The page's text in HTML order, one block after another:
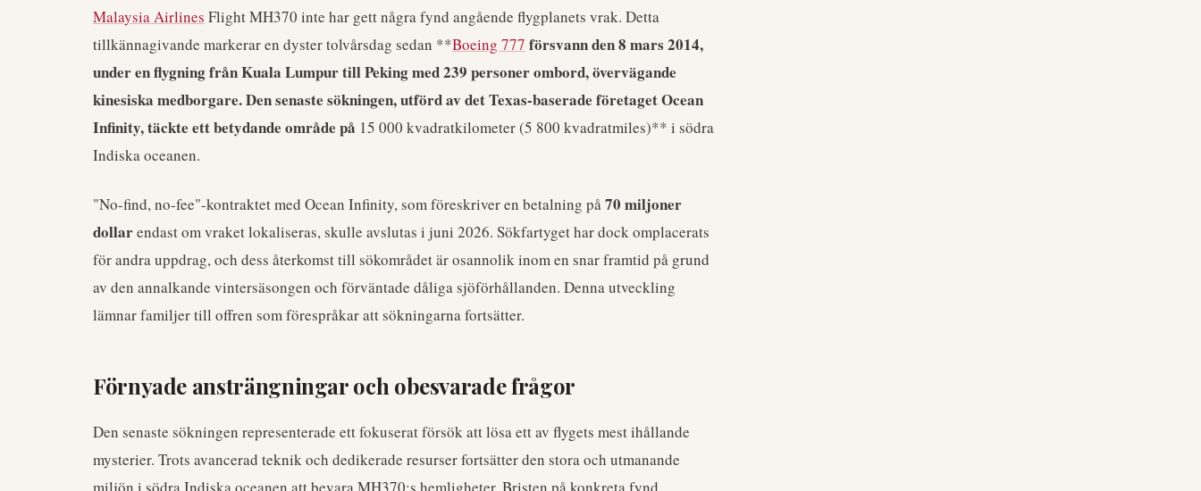
Malaysia Airlines Flight MH370 inte har gett några fynd angående flygplanets vrak. Detta
tillkännagivande markerar en dyster tolvårsdag sedan **Boeing 777 försvann den 8 mars 2014,
under en flygning från Kuala Lumpur till Peking med 239 personer ombord, övervägande
kinesiska medborgare. Den senaste sökningen, utförd av det Texas-baserade företaget Ocean
Infinity, täckte ett betydande område på 15 000 kvadratkilometer (5 800 kvadratmiles)** i södra
Indiska oceanen.
"No-find, no-fee"-kontraktet med Ocean Infinity, som föreskriver en betalning på70 miljoner
dollarendast om vraket lokaliseras, skulle avslutas i juni 2026. Sökfartyget har dock omplacerats
för andra uppdrag, och dess återkomst till sökområdet är osannolik inom en snar framtid på grund
av den annalkande vintersäsongen och förväntade dåliga sjöförhållanden. Denna utveckling
lämnar familjer till offren som förespråkar att sökningarna fortsätter.
Förnyade ansträngningar och obesvarade frågor
Den senaste sökningen representerade ett fokuserat försök att lösa ett av flygets mest ihållande
mysterier. Trots avancerad teknik och dedikerade resurser fortsätter den stora och utmanande